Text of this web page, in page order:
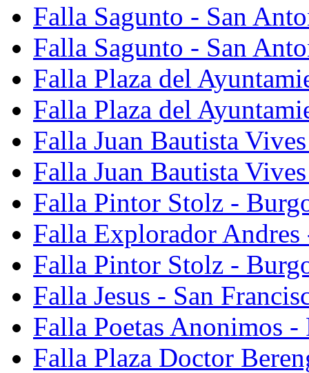
Falla Sagunto - San
Falla Sagunto - San
Falla Plaza del
Falla Plaza del
Falla Juan Bautista
Falla Juan Bautista
Falla Pintor Stolz -
Falla Explorador Andres
Falla Pintor Stolz -
Falla Jesus - San
Falla Poetas Anonimos
Falla Plaza Doctor